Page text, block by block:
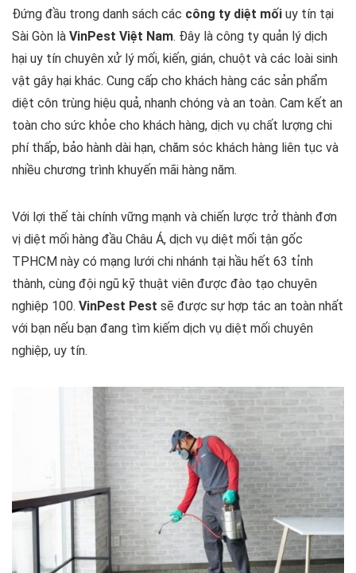
Đứng đầu trong danh sách các công ty diệt mối uy tín tại
Sài Gòn là VinPest Việt Nam. Đây là công ty quản lý dịch
hại uy tín chuyên xử lý mối, kiến, gián, chuột và các loài sinh
vật gây hại khác. Cung cấp cho khách hàng các sản phẩm
diệt côn trùng hiệu quả, nhanh chóng và an toàn. Cam kết an
toàn cho sức khỏe cho khách hàng, dịch vụ chất lượng chi
phí thấp, bảo hành dài hạn, chăm sóc khách hàng liên tục và
nhiều chương trình khuyến mãi hàng năm.
Với lợi thế tài chính vững mạnh và chiến lược trở thành đơn
vị diệt mối hàng đầu Châu Á, dịch vụ diệt mối tận gốc
TPHCM này có mạng lưới chi nhánh tại hầu hết 63 tỉnh
thành, cùng đội ngũ kỹ thuật viên được đào tạo chuyên
nghiệp 100. VinPest Pest sẽ được sự hợp tác an toàn nhất
với bạn nếu bạn đang tìm kiếm dịch vụ diệt mối chuyên
nghiệp, uy tín.